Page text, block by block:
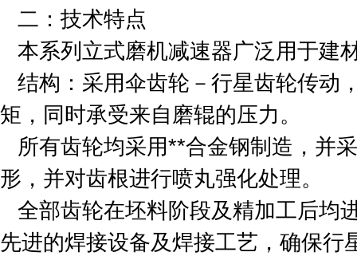
二：技术特点
本系列立式磨机减速器广泛用于建
结构：采用伞齿轮－行星齿轮传动
矩，同时承受来自磨辊的压力。
所有齿轮均采用**合金钢制造，并
形，并对齿根进行喷丸强化处理。
全部齿轮在坯料阶段及精加工后均
先进的焊接设备及焊接工艺，确保